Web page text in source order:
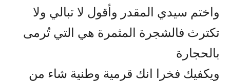
واختم سيدي المقدر وأقول لا تبالي ولا
تكترث فالشجرة المثمرة هي التي تُرمى
بالحجارة
ويكفيك فخرا انك قرمية وطنية شاء من